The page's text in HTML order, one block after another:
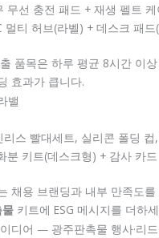
무선 충전 패드 + 재생 펠트
멀티 허브(라벨) + 데스크 패
품목은 하루 평균 8시간 이
효과가 큽니다.
밸
리스 빨대세트, 실리콘 폴딩 컵
분 키트(데스크형) + 감사 카드
채용 브랜딩과 내부 만족도
물 키트에 ESG 메시지를 더하
디어 — 광주판촉물 행사·리드